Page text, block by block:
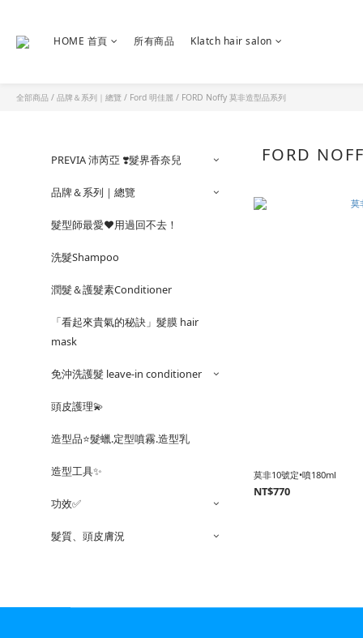
HOME 首頁 所有商品 Klatch hair salon
全部商品 / 品牌＆系列｜總覽 / Ford 明佳麗 / FORD Noffy 莫非造型品系列
PREVIA 沛芮亞 ❣️髮界香奈兒
品牌＆系列｜總覽
髮型師最愛❤️用過回不去！
洗髮Shampoo
潤髮＆護髮素Conditioner
「看起來貴氣的秘訣」髮膜 hair
mask
免沖洗護髮 leave-in conditioner
頭皮護理💫
造型品⭐️髮蠟.定型噴霧.造型乳
造型工具✨
功效✅
髮質、頭皮膚況
FORD
莫非10號定•噴180ml
NT$770